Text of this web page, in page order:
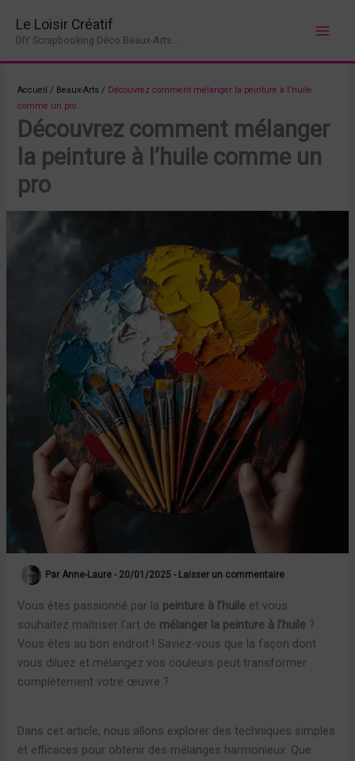
contenu
Le Loisir Créatif
DIY Scrapbooking Déco Beaux-Arts...
Accueil / Beaux-Arts / Découvrez comment mélanger la peinture à l’huile
comme un pro
Découvrez comment mélanger
la peinture à l’huile comme un
pro
Par Anne-Laure- 20/01/2025- Laisser un commentaire
Vous êtes passionné par la peinture à l’huile et vous
souhaitez maîtriser l’art de mélanger la peinture à l’huile ?
Vous êtes au bon endroit ! Saviez-vous que la façon dont
vous diluez et mélangez vos couleurs peut transformer
complètement votre œuvre ?
Dans cet article, nous allons explorer des techniques simples
et efficaces pour obtenir des mélanges harmonieux. Que